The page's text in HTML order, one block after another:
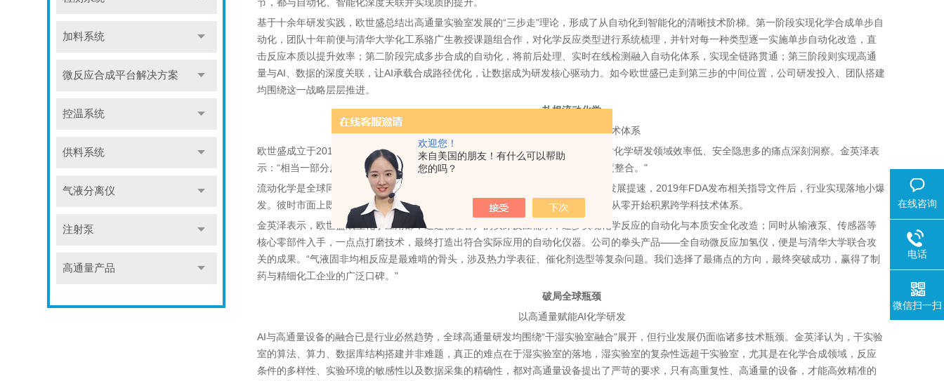
欢迎您！
来自美国的朋友！有什么可以帮助
您的吗？
基于十余年研发实践，欧世盛总结出高通量实验室发展的“三步走"理论，形成了从自动化到智能化的清晰技术阶梯。第一阶段实现化学合成单步自
动化，团队十年前便与清华大学化工系骆广生教授课题组合作，对化学反应类型进行系统梳理，并针对每一种类型逐一实施单步自动化改造，直
击反应本质以提升效率；第二阶段完成多步合成的自动化，将前后处理、实时在线检测融入自动化体系，实现全链路贯通；第三阶段则实现高通
量与AI、数据的深度关联，让AI承载合成路径优化，让数据成为研发核心驱动力。如今欧世盛已走到第三步的中间位置，公司研发投入、团队搭建
均围绕这一战略层层推进。
扎根流动化学
以跨学科积累搭建核心技术体系
欧世盛成立于2015年，从创立之初便聚焦流动化学赛道，这一选择源于创始团队对化学研发领域效率低、安全隐患多的痛点深刻洞察。金英泽表
示：“相当一部分反应可以实现本质安全化并提升效率，但这需要多学科人才的深度整合。"
流动化学是全球同步起步的赛道，20世纪90年代各国开始探索，2015年左右迎来发展提速，2019年FDA发布相关指导文件后，行业实现落地小爆
发。彼时市面上既无成熟的核心零部件，也无现成的整机自动化设备，欧世盛只能从零开始积累跨学科技术体系。
金英泽表示，欧世盛成立化学应用部，通过梳理客户的实际反应需求，逐步实现化学反应的自动化与本质安全化改造；同时从输液泵、传感器等
核心零部件入手，一点点打磨技术，最终打造出符合实际应用的自动化仪器。公司的拳头产品——全自动微反应加氢仪，便是与清华大学联合攻
关的成果。“气液固非均相反应是最难啃的骨头，涉及热力学表征、催化剂选型等复杂问题。我们选择了最痛点的方向，最终突破成功，赢得了制
药与精细化工企业的广泛口碑。"
破局全球瓶颈
以高通量赋能AI化学研发
AI与高通量设备的融合已是行业必然趋势，全球高通量研发均围绕“干湿实验室融合"展开，但行业发展仍面临诸多技术瓶颈。金英泽认为，干实验
室的算法、算力、数据库结构搭建并非难题，真正的难点在于湿实验室的落地，湿实验室的复杂性远超干实验室，尤其是在化学合成领域，反应
条件的多样性、实验环境的敏感性以及数据采集的精确性，都对高通量设备提出了严苛的要求，只有高重复性、高通量的设备，才能高效精准的
加料系统
微反应合成平台解决方案
控温系统
供料系统
气液分离仪
注射泵
高通量产品
在线咨询
电话
微信扫一扫